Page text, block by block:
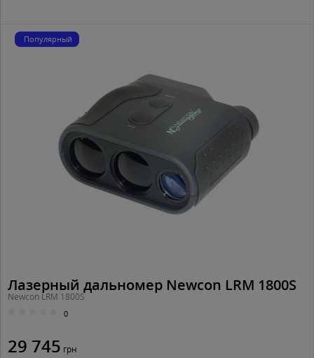
Популярный
Лазерный дальномер Newcon LRM 1800S
Newcon LRM 1800S
0
29 745 грн